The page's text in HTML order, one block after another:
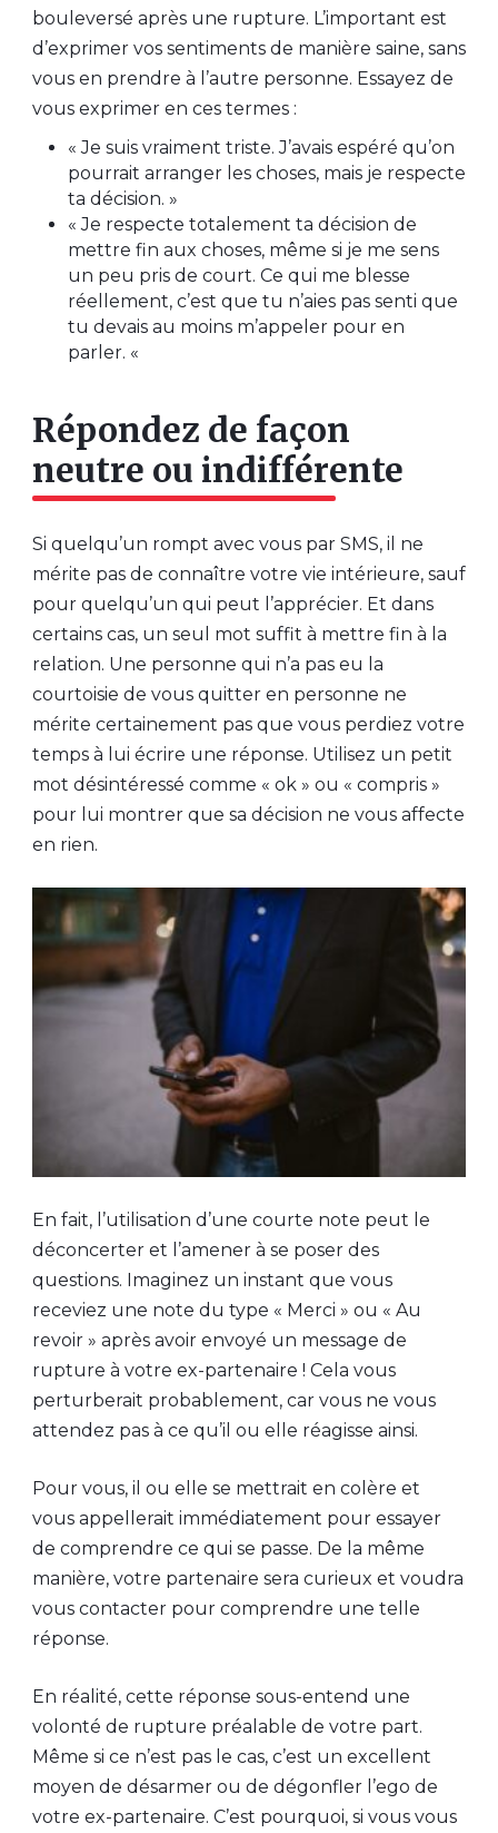
bouleversé après une rupture. L’important est
d’exprimer vos sentiments de manière saine, sans
vous en prendre à l’autre personne. Essayez de
vous exprimer en ces termes :
« Je suis vraiment triste. J’avais espéré qu’on
pourrait arranger les choses, mais je respecte
ta décision. »
« Je respecte totalement ta décision de
mettre fin aux choses, même si je me sens
un peu pris de court. Ce qui me blesse
réellement, c’est que tu n’aies pas senti que
tu devais au moins m’appeler pour en
parler. «
Répondez de façon
neutre ou indifférente
Si quelqu’un rompt avec vous par SMS, il ne
mérite pas de connaître votre vie intérieure, sauf
pour quelqu’un qui peut l’apprécier. Et dans
certains cas, un seul mot suffit à mettre fin à la
relation. Une personne qui n’a pas eu la
courtoisie de vous quitter en personne ne
mérite certainement pas que vous perdiez votre
temps à lui écrire une réponse. Utilisez un petit
mot désintéressé comme « ok » ou « compris »
pour lui montrer que sa décision ne vous affecte
en rien.
En fait, l’utilisation d’une courte note peut le
déconcerter et l’amener à se poser des
questions. Imaginez un instant que vous
receviez une note du type « Merci » ou « Au
revoir » après avoir envoyé un message de
rupture à votre ex-partenaire ! Cela vous
perturberait probablement, car vous ne vous
attendez pas à ce qu’il ou elle réagisse ainsi.
Pour vous, il ou elle se mettrait en colère et
vous appellerait immédiatement pour essayer
de comprendre ce qui se passe. De la même
manière, votre partenaire sera curieux et voudra
vous contacter pour comprendre une telle
réponse.
En réalité, cette réponse sous-entend une
volonté de rupture préalable de votre part.
Même si ce n’est pas le cas, c’est un excellent
moyen de désarmer ou de dégonfler l’ego de
votre ex-partenaire. C’est pourquoi, si vous vous